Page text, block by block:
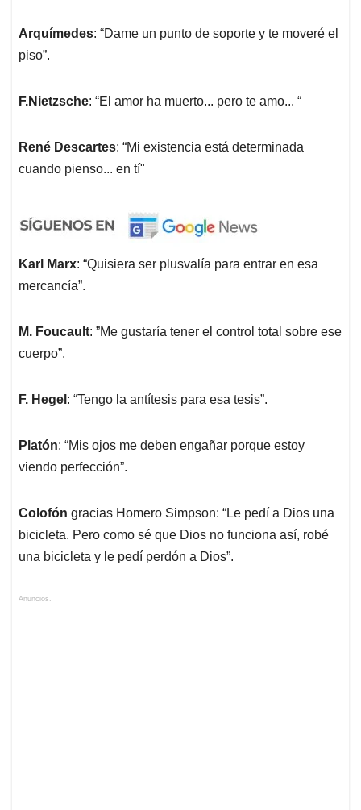
Arquímedes: “Dame un punto de soporte y te moveré el
piso”.
F.Nietzsche: “El amor ha muerto... pero te amo... “
René Descartes: “Mi existencia está determinada
cuando pienso... en tí"
Karl Marx: “Quisiera ser plusvalía para entrar en esa
mercancía”.
M. Foucault: ”Me gustaría tener el control total sobre ese
cuerpo”.
F. Hegel : “Tengo la antítesis para esa tesis”.
Platón: “Mis ojos me deben engañar porque estoy
viendo perfección”.
Colofón gracias Homero Simpson: “Le pedí a Dios una
bicicleta. Pero como sé que Dios no funciona así, robé
una bicicleta y le pedí perdón a Dios”.
Anuncios.